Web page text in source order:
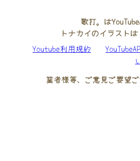
歌打。は
トナカイのイラスト
Youtube利用規約
業者様等、ご意見ご要望